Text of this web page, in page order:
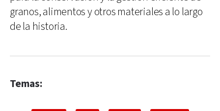
granos, alimentos y otros materiales a lo largo
de la historia.
Temas: